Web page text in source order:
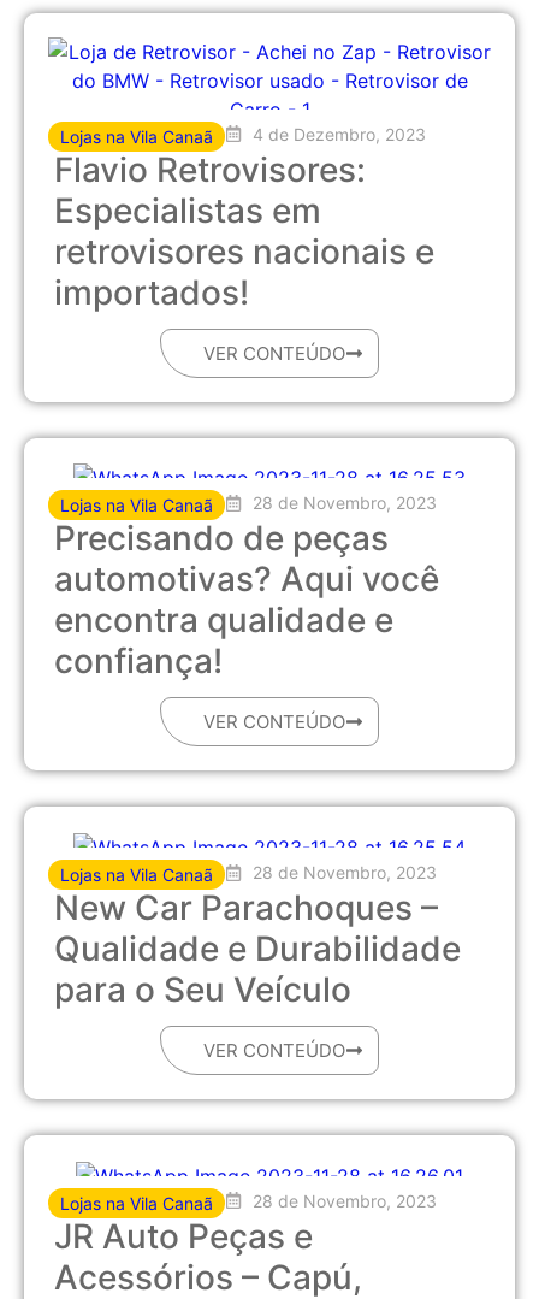
Lojas na Vila Canaã 4 de Dezembro, 2023
Flavio Retrovisores:
Especialistas em
retrovisores nacionais e
importados!
VER CONTEÚDO
Lojas na Vila Canaã 28 de Novembro, 2023
Precisando de peças
automotivas? Aqui você
encontra qualidade e
confiança!
VER CONTEÚDO
Lojas na Vila Canaã 28 de Novembro, 2023
New Car Parachoques –
Qualidade e Durabilidade
para o Seu Veículo
VER CONTEÚDO
Lojas na Vila Canaã 28 de Novembro, 2023
JR Auto Peças e
Acessórios – Capú,